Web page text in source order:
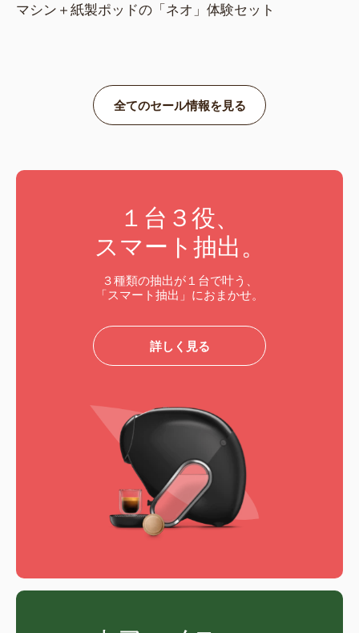
マシン＋紙製ポッドの「ネオ」体験セット
全てのセール情報を見る
１台３役、
スマート抽出。
３種類の抽出が１台で叶う、
「スマート抽出」におまかせ。
詳しく見る